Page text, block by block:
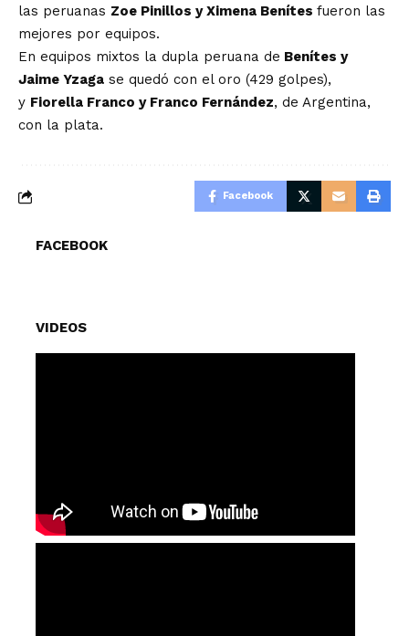
las peruanas Zoe Pinillos y Ximena Benítes fueron las
mejores por equipos.
En equipos mixtos la dupla peruana de Benítes y
Jaime Yzaga se quedó con el oro (429 golpes),
y Fiorella Franco y Franco Fernández, de Argentina,
con la plata.
Facebook
FACEBOOK
VIDEOS